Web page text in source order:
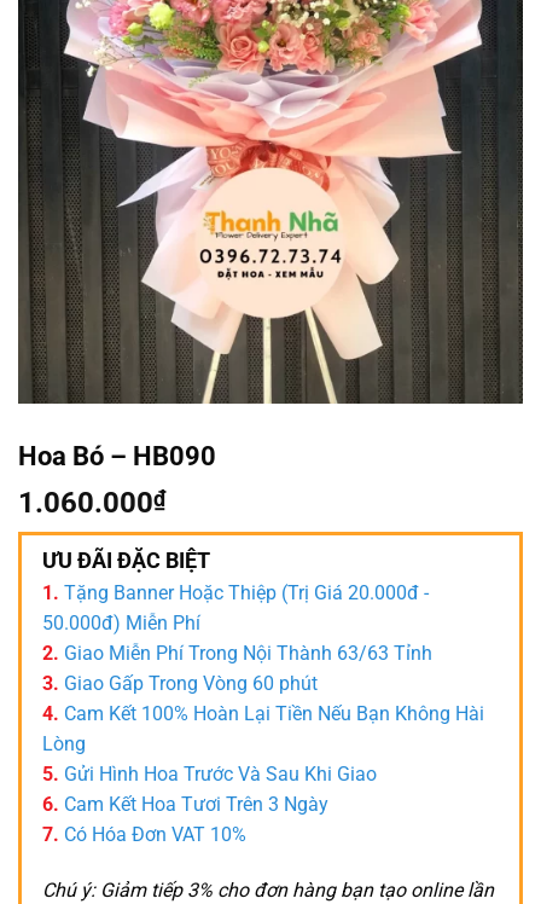
Hoa Bó – HB090
1.060.000₫
ƯU ĐÃI ĐẶC BIỆT
1. Tặng Banner Hoặc Thiệp (Trị Giá 20.000đ -
50.000đ) Miễn Phí
2. Giao Miễn Phí Trong Nội Thành 63/63 Tỉnh
3. Giao Gấp Trong Vòng 60 phút
4. Cam Kết 100% Hoàn Lại Tiền Nếu Bạn Không Hài
Lòng
5. Gửi Hình Hoa Trước Và Sau Khi Giao
6. Cam Kết Hoa Tươi Trên 3 Ngày
7. Có Hóa Đơn VAT 10%
Chú ý: Giảm tiếp 3% cho đơn hàng bạn tạo online lần